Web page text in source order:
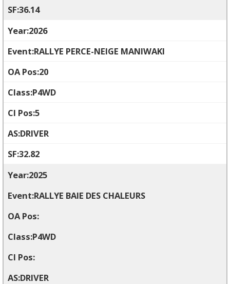
36.14
2026
RALLYE PERCE-NEIGE MANIWAKI
20
P4WD
5
DRIVER
32.82
2025
RALLYE BAIE DES CHALEURS
P4WD
DRIVER